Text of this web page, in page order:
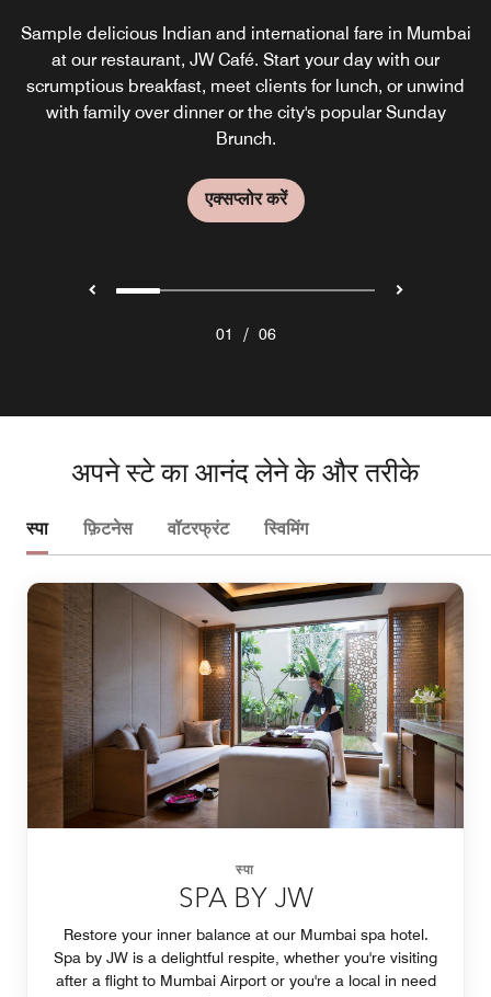
Sample delicious Indian and international fare in Mumbai
at our restaurant, JW Café. Start your day with our
scrumptious breakfast, meet clients for lunch, or unwind
with family over dinner or the city's popular Sunday
Brunch.
एक्सप्लोर करें
Romano's
एक्सप्लोर करें
A café by day, AUTM - JW Lounge transitions during the
evening into a sophisticated Andheri East bar, offering
classic drinks and eclectic cocktails in the heart of
Mumbai.
01 / 06
अपने स्टे का आनंद लेने के और तरीके
स्पा फ़िटनेस वॉटरफ्रंट स्विमिंग
स्पा
SPA BY JW
Restore your inner balance at our Mumbai spa hotel.
Spa by JW is a delightful respite, whether you're visiting
after a flight to Mumbai Airport or you're a local in need